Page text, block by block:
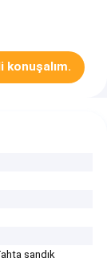
konuşalım.
sandık